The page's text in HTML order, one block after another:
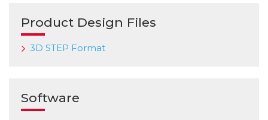
Product Design Files
3D STEP Format
Software